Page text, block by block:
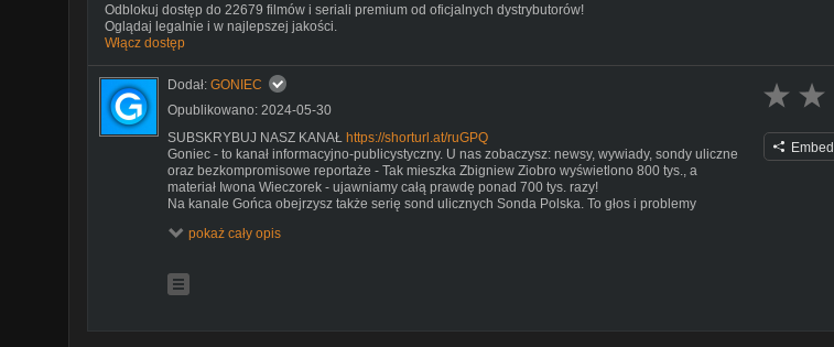
Odblokuj dostęp do 22679 filmów i seriali premium od oficjalnych dystrybutorów!
Oglądaj legalnie i w najlepszej jakości.
Włącz dostęp
Dodał: GONIEC
Opublikowano: 2024-05-30
SUBSKRYBUJ NASZ KANAŁ https://shorturl.at/ruGPQ
Goniec - to kanał informacyjno-publicystyczny. U nas zobaczysz: newsy, wywiady, sondy uliczne
oraz bezkompromisowe reportaże - Tak mieszka Zbigniew Ziobro wyświetlono 800 tys., a
materiał Iwona Wieczorek - ujawniamy całą prawdę ponad 700 tys. razy!
Na kanale Gońca obejrzysz także serię sond ulicznych Sonda Polska. To głos i problemy
Wydarzenia, polityka, gospodarka, Sejm, newsy, debaty, konferencje, relacje na żywo,
Wywiady z najbardziej znanymi postaciami polskiej sceny politycznej. Od Platformy
Obywatelskiej, Lewicy, PiS, po Konfederację. Tylko u nas doszło do wyjątkowej debaty
pokaż cały opis
Embed